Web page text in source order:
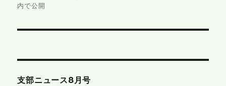
ビ
ゲ
ー
シ
内で公開
支部ニュース8月号